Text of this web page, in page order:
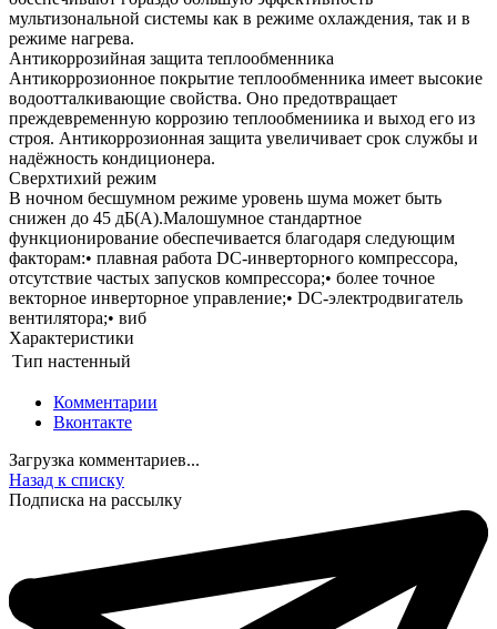
мультизональной системы как в режиме охлаждения, так и в
режиме нагрева.
Антикоррозийная защита теплообменника
Антикоррозионное покрытие теплообменника имеет высокие
водоотталкивающие свойства. Оно предотвращает
преждевременную коррозию теплообмениика и выход его из
строя. Антикоррозионная защита увеличивает срок службы и
надёжность кондиционера.
Сверхтихий режим
В ночном бесшумном режиме уровень шума может быть
снижен до 45 дБ(А).Малошумное стандартное
функционирование обеспечивается благодаря следующим
факторам:• плавная работа DC-инверторного компрессора,
отсутствие частых запусков компрессора;• более точное
векторное инверторное управление;• DC-электродвигатель
вентилятора;• виб
Характеристики
Тип настенный
Комментарии
Вконтакте
Загрузка комментариев...
Назад к списку
Подписка на рассылку